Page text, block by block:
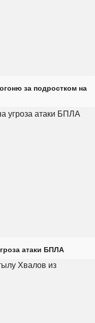
за подростком на
атаки БПЛА